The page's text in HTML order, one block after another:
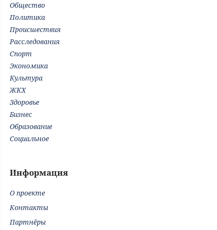
Общество
Политика
Происшествия
Расследования
Спорт
Экономика
Культура
ЖКХ
Здоровье
Бизнес
Образование
Социальное
Информация
О проекте
Контакты
Партнёры